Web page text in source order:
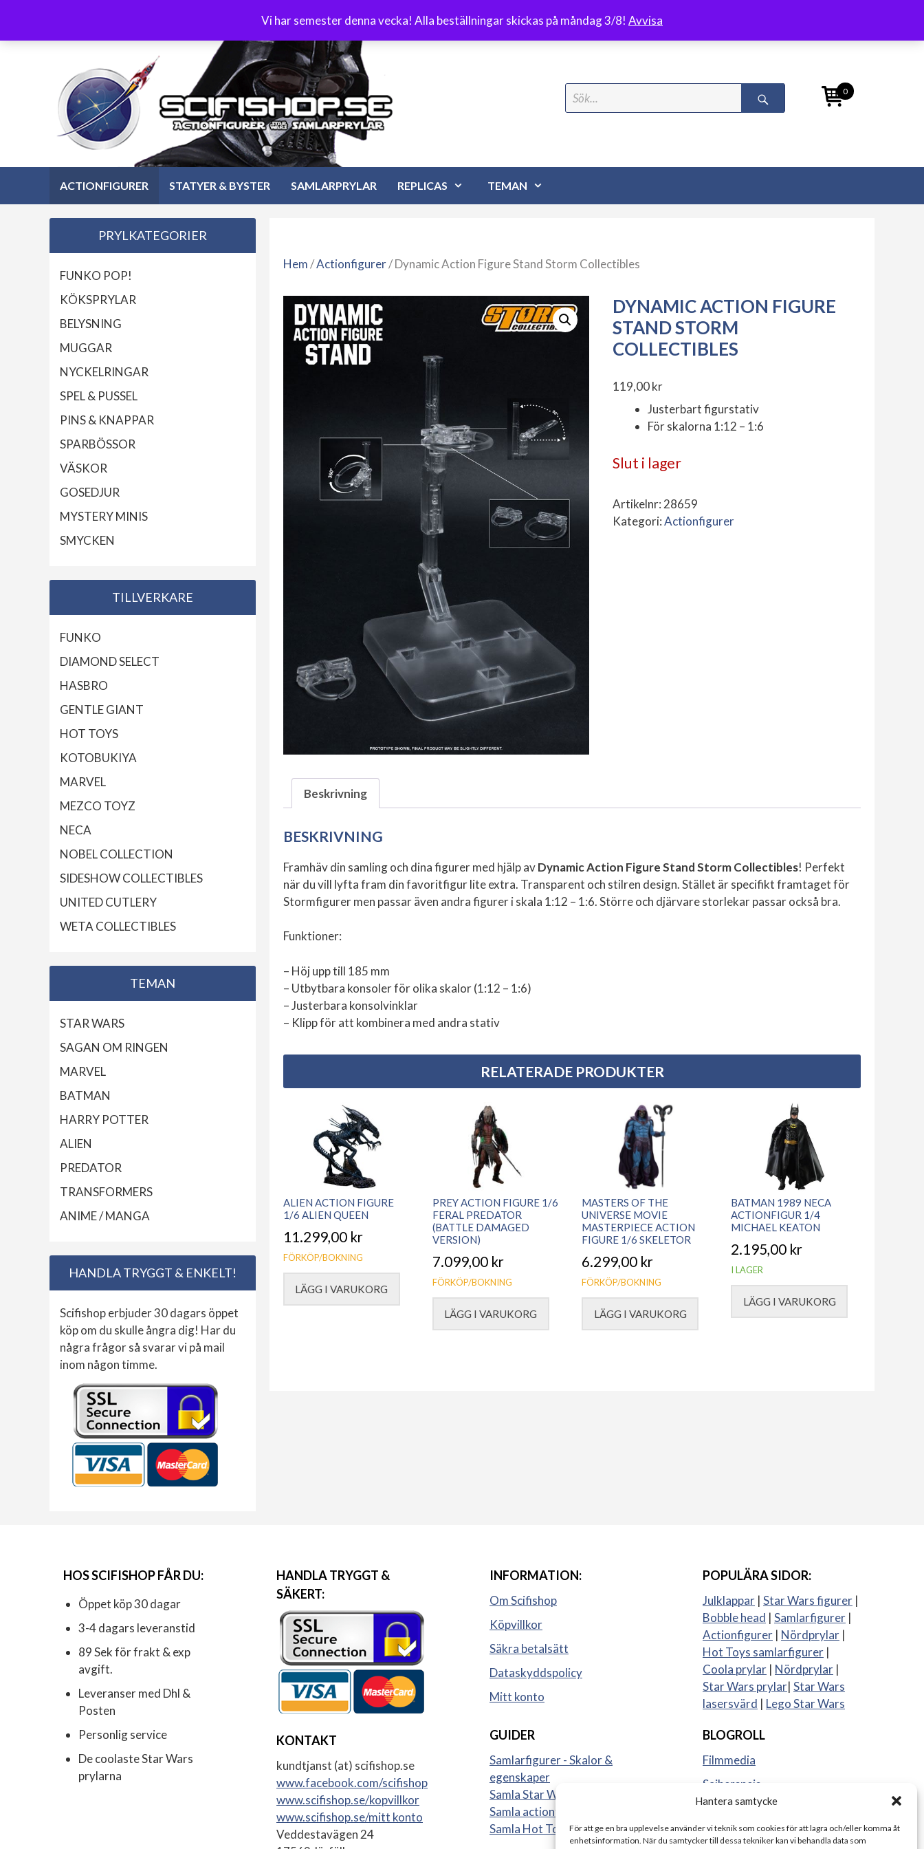
Hantera samtycke
För att ge en bra upplevelse använder vi teknik som cookies för att lagra och/eller komma åt
enhetsinformation. När du samtycker till dessa tekniker kan vi behandla data som
Vi har semester denna vecka! Alla beställningar skickas på måndag 3/8! Avvisa
innehåll
Öppet köp 30 dagar Frakt 89 kr
Search
for:
0
ACTIONFIGURER STATYER & BYSTER SAMLARPRYLAR REPLICAS TEMAN
Hem/Actionfigurer/ Dynamic Action Figure Stand Storm Collectibles
DYNAMIC ACTION FIGURE
STAND STORM
COLLECTIBLES
119,00kr
Justerbart figurstativ
För skalorna 1:12 – 1:6
Slut i lager
Artikelnr:28659
Kategori:Actionfigurer
Beskrivning
BESKRIVNING
Framhäv din samling och dina figurer med hjälp avDynamic Action Figure Stand Storm Collectibles! Perfekt
när du vill lyfta fram din favoritfigur lite extra. Transparent och stilren design. Stället är specifikt framtaget för
Stormfigurer men passar även andra figurer i skala 1:12 – 1:6. Större och djärvare storlekar passar också bra.
Funktioner:
– Höj upp till 185 mm
– Utbytbara konsoler för olika skalor (1:12 – 1:6)
– Justerbara konsolvinklar
– Klipp för att kombinera med andra stativ
RELATERADE PRODUKTER
ALIEN ACTION FIGURE
1/6 ALIEN QUEEN
11.299,00 kr
FÖRKÖP/BOKNING
LÄGG I VARUKORG
PREY ACTION FIGURE 1/6
FERAL PREDATOR
(BATTLE DAMAGED
VERSION)
7.099,00 kr
FÖRKÖP/BOKNING
LÄGG I VARUKORG
MASTERS OF THE
UNIVERSE MOVIE
MASTERPIECE ACTION
FIGURE 1/6 SKELETOR
6.299,00 kr
FÖRKÖP/BOKNING
LÄGG I VARUKORG
BATMAN 1989 NECA
ACTIONFIGUR 1/4
MICHAEL KEATON
2.195,00 kr
I LAGER
LÄGG I VARUKORG
PRYLKATEGORIER
FUNKO POP!
KÖKSPRYLAR
BELYSNING
MUGGAR
NYCKELRINGAR
SPEL & PUSSEL
PINS & KNAPPAR
SPARBÖSSOR
VÄSKOR
GOSEDJUR
MYSTERY MINIS
SMYCKEN
TILLVERKARE
FUNKO
DIAMOND SELECT
HASBRO
GENTLE GIANT
HOT TOYS
KOTOBUKIYA
MARVEL
MEZCO TOYZ
NECA
NOBEL COLLECTION
SIDESHOW COLLECTIBLES
UNITED CUTLERY
WETA COLLECTIBLES
TEMAN
STAR WARS
SAGAN OM RINGEN
MARVEL
BATMAN
HARRY POTTER
ALIEN
PREDATOR
TRANSFORMERS
ANIME / MANGA
HANDLA TRYGGT & ENKELT!
Scifishop erbjuder 30 dagars öppet
köp om du skulle ångra dig! Har du
några frågor så svarar vi på mail
inom någon timme.
HOS SCIFISHOP FÅR DU:
Öppet köp 30 dagar
3-4 dagars leveranstid
89 Sek för frakt & exp
avgift.
Leveranser med Dhl &
Posten
Personlig service
De coolaste Star Wars
prylarna
HANDLA TRYGGT &
SÄKERT:
KONTAKT
kundtjanst (at) scifishop.se
www.facebook.com/scifishop
www.scifishop.se/kopvillkor
www.scifishop.se/mitt konto
Veddestavägen 24
INFORMATION:
Om Scifishop
Köpvillkor
Säkra betalsätt
Dataskyddspolicy
Mitt konto
GUIDER
Samlarfigurer - Skalor &
egenskaper
Samla Star Wars figurer
Samla actionfigurer
Samla Hot Toys
POPULÄRA SIDOR:
Julklappar | Star Wars figurer |
Bobble head | Samlarfigurer |
Actionfigurer | Nördprylar |
Hot Toys samlarfigurer |
Coola prylar | Nördprylar |
Star Wars prylar| Star Wars
lasersvärd | Lego Star Wars
BLOGROLL
Filmmedia
Sajberspejs
Strange things